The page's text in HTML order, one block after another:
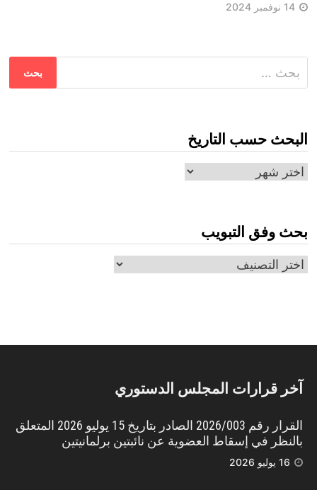
14 نوفمبر 2024
عن:
البحث حسب التاريخ
البحث
بحث وفق التبويب
بحث
آخر قرارات المجلس الدستوري
القرار رقم 2026/003 الصادر بتاريخ 15 يوليو 2026 المتعلق
بالنظر في إسقاط العضوية عن نائبتين برلمانيتين
16 يوليو 2026